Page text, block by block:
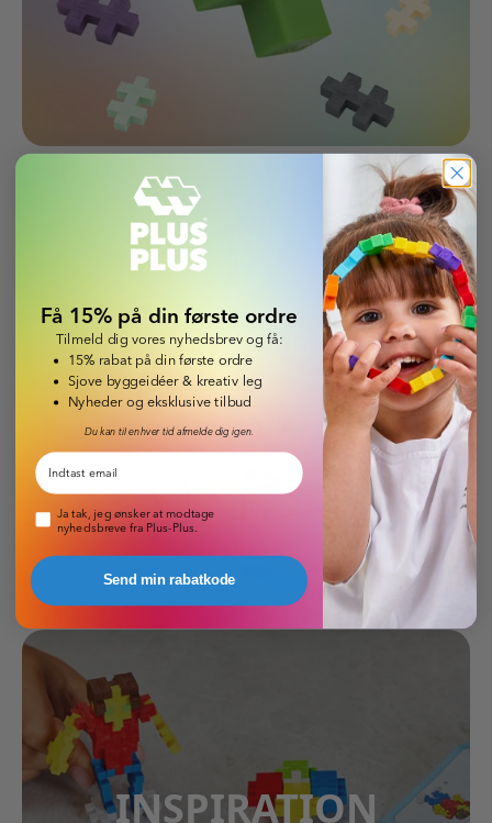
LEARN TO BUILD
Lær at bygge
INSPIRATION
Få 15% på din første ordre
Tilmeld dig vores nyhedsbrev og få:
15% rabat på din første ordre
Sjove byggeidéer & kreativ leg
Nyheder og eksklusive tilbud
Du kan til enhver tid afmelde dig igen.
Email
Pop-up nyhedsbrev
Ja tak, jeg ønsker at modtage
nyhedsbreve fra Plus-Plus.
Send min rabatkode